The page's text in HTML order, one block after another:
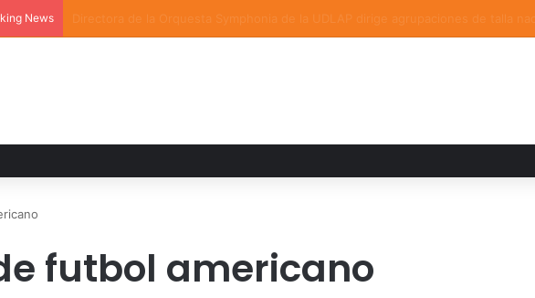
News La convivencia familiar marca el cierre del Curso de Verano de Escuelas Aztecas
futbol americano